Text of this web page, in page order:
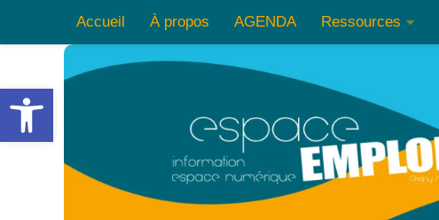
Ouvrir la barre d’outils
Skip to content
Accueil À propos AGENDA Ressources